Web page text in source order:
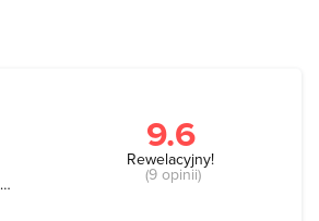
9.6
Rewelacyjny!
(9 opinii)